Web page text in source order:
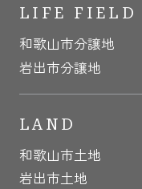
LIFE FIELD
和歌山市分譲地
岩出市分譲地
LAND
和歌山市土地
岩出市土地